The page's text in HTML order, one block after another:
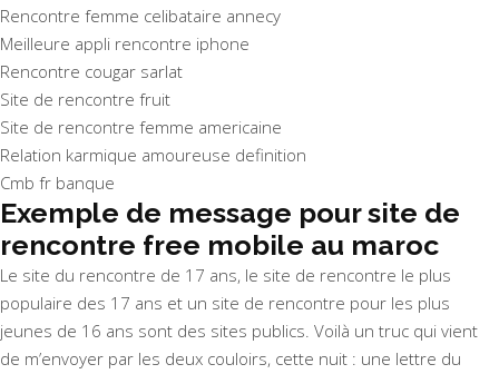
Rencontre femme celibataire annecy
Meilleure appli rencontre iphone
Rencontre cougar sarlat
Site de rencontre fruit
Site de rencontre femme americaine
Relation karmique amoureuse definition
Cmb fr banque
Exemple de message pour site de
rencontre free mobile au maroc
Le site du rencontre de 17 ans, le site de rencontre le plus
populaire des 17 ans et un site de rencontre pour les plus
jeunes de 16 ans sont des sites publics. Voilà un truc qui vient
de m’envoyer par les deux couloirs, cette nuit : une lettre du